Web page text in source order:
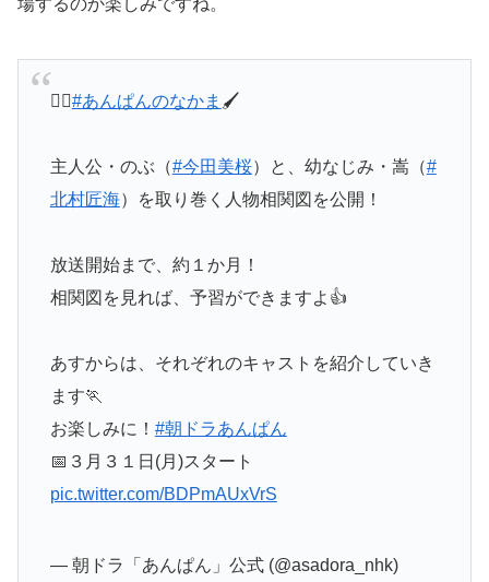
場するのか楽しみですね。
🏃‍♀️#あんぱんのなかま 🖌
主人公・のぶ（#今田美桜）と、幼なじみ・嵩（#
北村匠海）を取り巻く人物相関図を公開！
放送開始まで、約１か月！
相関図を見れば、予習ができますよ👍
あすからは、それぞれのキャストを紹介していき
ます🏃
お楽しみに！ #朝ドラあんぱん
📅３月３１日(月)スタート
pic.twitter.com/BDPmAUxVrS
— 朝ドラ「あんぱん」公式 (@asadora_nhk)